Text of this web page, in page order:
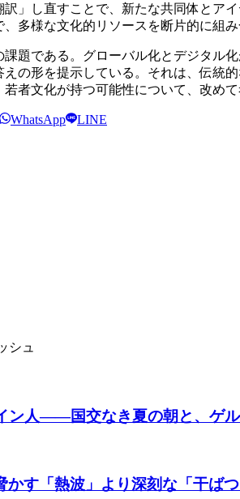
」し直すことで、新たな共同体とア
多様な文化的リソースを断片的に組
課題である。グローバル化とデジタル
えの形を提示している。それは、伝
者文化が持つ可能性について、改め
WhatsApp
LINE
シュ
ン人――国交なき夏の朝と、ゲ
かす「熱波」より深刻な「干ば